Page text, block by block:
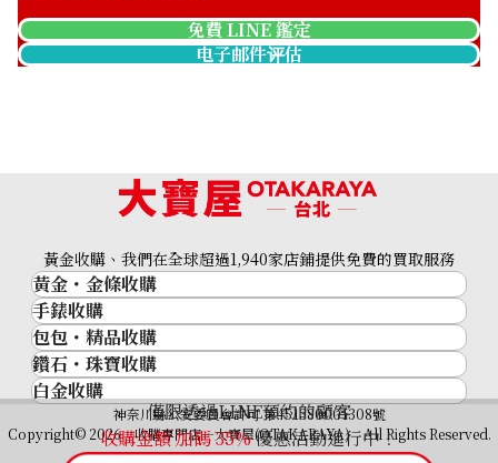
Platinum (Pt900) earrings
免費 LINE 鑑定
电子邮件评估
僅限透過LINE預約的顧客
收購金額 加碼35%優惠活動進行中！
黃金收購、我們在全球超過1,940家店鋪提供免費的買取服務
黃金・金條收購
黃金與貴金屬
金的錠
金幣
黃金過去10年
黃金飾品
黃金戒指
手錶收購
名牌手錶
Rolex
Patek Philippe
Audemars Piguet
Vacheron Constantin
包包・精品收購
品牌精品
Cartier
LOUIS VUITTON
Hermès
鑽石・珠寶收購
鑽石･珠寶
祖母綠（翠玉）
白金收購
神奈川縣公安委員會許可 第451380001308號
Copyright© 2026 收購專門店—大寶屋(OTAKARAYA) All Rights Reserved.